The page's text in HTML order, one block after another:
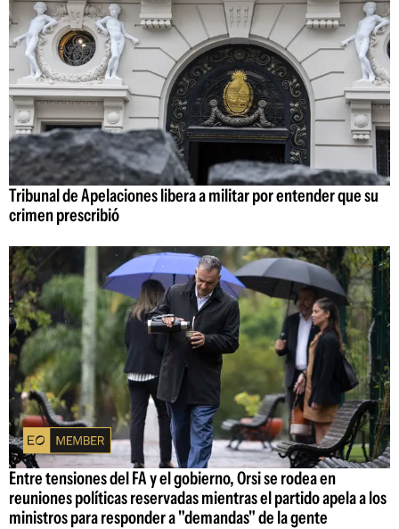
Tribunal de Apelaciones libera a militar por entender que su
crimen prescribió
Entre tensiones del FA y el gobierno, Orsi se rodea en
reuniones políticas reservadas mientras el partido apela a los
ministros para responder a "demandas" de la gente